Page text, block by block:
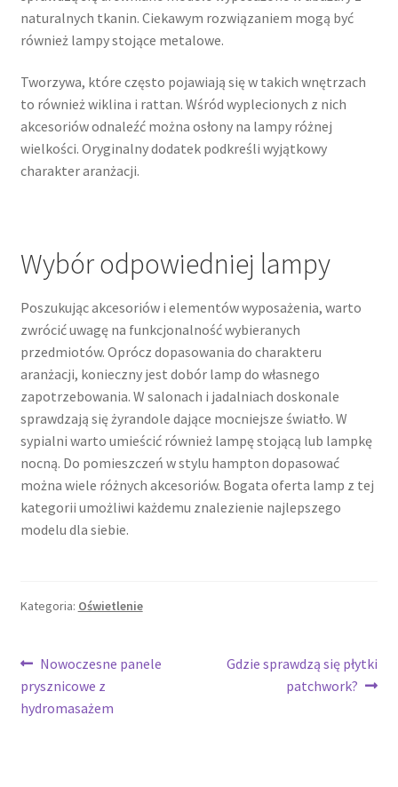
naturalnych tkanin. Ciekawym rozwiązaniem mogą być
również lampy stojące metalowe.
Tworzywa, które często pojawiają się w takich wnętrzach
to również wiklina i rattan. Wśród wyplecionych z nich
akcesoriów odnaleźć można osłony na lampy różnej
wielkości. Oryginalny dodatek podkreśli wyjątkowy
charakter aranżacji.
Wybór odpowiedniej lampy
Poszukując akcesoriów i elementów wyposażenia, warto
zwrócić uwagę na funkcjonalność wybieranych
przedmiotów. Oprócz dopasowania do charakteru
aranżacji, konieczny jest dobór lamp do własnego
zapotrzebowania. W salonach i jadalniach doskonale
sprawdzają się żyrandole dające mocniejsze światło. W
sypialni warto umieścić również lampę stojącą lub lampkę
nocną. Do pomieszczeń w stylu hampton dopasować
można wiele różnych akcesoriów. Bogata oferta lamp z tej
kategorii umożliwi każdemu znalezienie najlepszego
modelu dla siebie.
Kategoria: Oświetlenie
Nawigacja
wpisu
Poprzedni
wpis:
Nowoczesne panele
prysznicowe z
hydromasażem
Następny
Gdzie sprawdzą się płytki
patchwork?